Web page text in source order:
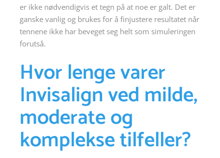
er ikke nødvendigvis et tegn på at noe er galt. Det er
ganske vanlig og brukes for å finjustere resultatet når
tennene ikke har beveget seg helt som simuleringen
forutså.
Hvor lenge varer
Invisalign ved milde,
moderate og
komplekse tilfeller?